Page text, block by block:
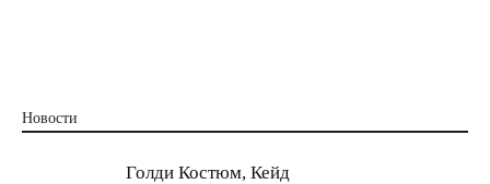
Новости
Голди Костюм, Кейд